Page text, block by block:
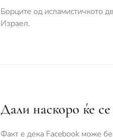
Борците од исламистичкото
Израел.
Дали наскоро ќе
Факт е дека Facebook може